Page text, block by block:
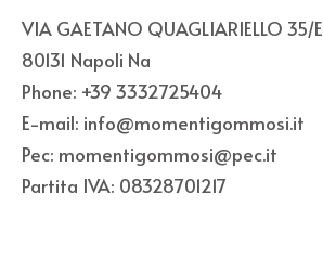
VIA GAETANO QUAGLIARIELLO 35/E
80131 Napoli Na
Phone: +39 3332725404
E-mail: info@momentigommosi.it
Pec: momentigommosi@pec.it
Partita IVA: 08328701217